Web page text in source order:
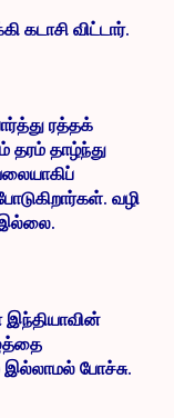
கடாசி விட்டார்.
ரத்தக்
தரம் தாழ்ந்து
வழி
இல்லை.
இந்தியாவின்
போச்சு.